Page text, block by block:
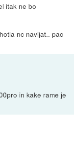
itak ne bo
nc navijat.. pac
in kake rame je